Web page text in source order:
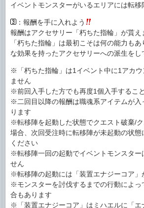
イベントモンスターがいるエリアには転移
：報酬を手に入れよう
報酬はアクセサリー「朽ちた指輪」が貰え
「朽ちた指輪」は最初こそは何の能力も
な効果を持ったアクセサリーへの派生をし
※「朽ちた指輪」は1イベント中に1アカウ
ません
※前回入手した方でも再度1個入手するこ
※二回目以降の報酬は職魂系アイテムが入
ります
※転移陣を起動した状態でクエスト破棄/
場合、次回受注時に転移陣が未起動の状
ください
※転移陣一回の起動でイベントモンスター
せん
※転移陣の起動には「装置エナジーコア」
※モンスターを討伐するまでの行動によっ
合もあります
※「装置エナジーコア」はミハエルに「エ